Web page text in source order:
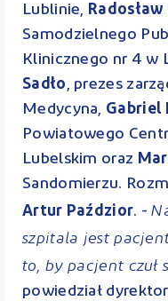
Lublinie,
Samodzielnego
Klinicznego nr 4 w
Sadło, prezes
Medycyna, Gabriel
Powiatowego
Lubelskim oraz
Sandomierzu.
Artur Paździor. -
szpitala jest
to, by pacjent czuł
powiedział